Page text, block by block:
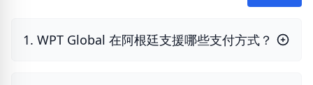
1. WPT Global 在阿根廷支援哪些支付方式？